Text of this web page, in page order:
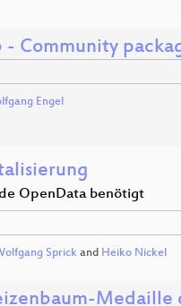
- Community
Engel
OpenData benötigt
Sprick and Heiko Nickel
Medaille